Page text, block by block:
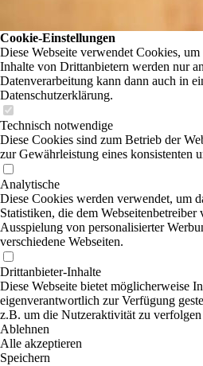
Cookie-Einstellungen
Diese Webseite verwendet Cookies,
Inhalte von Drittanbietern werden nur
Datenverarbeitung kann dann auch in
Datenschutzerklärung.
Technisch notwendige
Diese Cookies sind zum Betrieb der
zur Gewährleistung eines konsistenten
Analytische
Diese Cookies werden verwendet, um
Statistiken, die dem
Ausspielung von personalisierter
verschiedene Webseiten.
Drittanbieter-Inhalte
Diese Webseite bietet möglicherweise
eigenverantwortlich zur Verfügung
z.B. um die Nutzeraktivität zu
Ablehnen
Alle akzeptieren
Speichern